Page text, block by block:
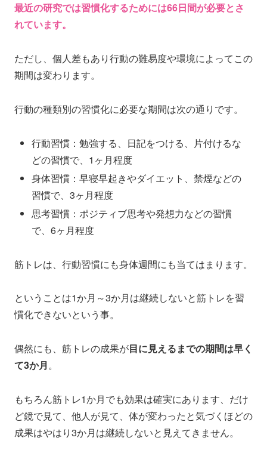
最近の研究では習慣化するためには66日間が必要とさ
れています。
ただし、個人差もあり行動の難易度や環境によってこの
期間は変わります。
行動の種類別の習慣化に必要な期間は次の通りです。
行動習慣：勉強する、日記をつける、片付けるな
どの習慣で、1ヶ月程度
身体習慣：早寝早起きやダイエット、禁煙などの
習慣で、3ヶ月程度
思考習慣：ポジティブ思考や発想力などの習慣
で、6ヶ月程度
筋トレは、行動習慣にも身体週間にも当てはまります。
ということは1か月～3か月は継続しないと筋トレを習
慣化できないという事。
偶然にも、筋トレの成果が目に見えるまでの期間は早く
て3か月。
もちろん筋トレ1か月でも効果は確実にあります、だけ
ど鏡で見て、他人が見て、体が変わったと気づくほどの
成果はやはり3か月は継続しないと見えてきません。